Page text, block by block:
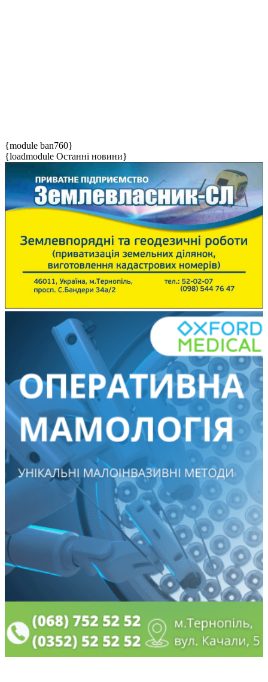
{module ban760}
{loadmodule Останні новини}